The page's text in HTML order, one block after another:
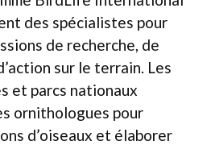
des spécialistes pour
de recherche, de
sur le terrain. Les
et parcs nationaux
ornithologues pour
d’oiseaux et élaborer